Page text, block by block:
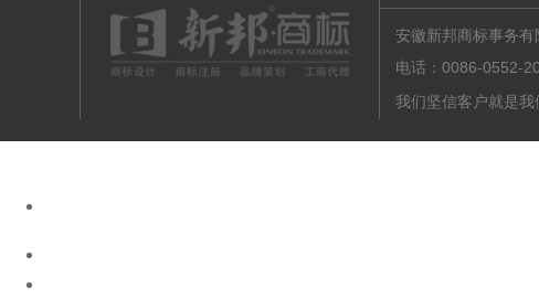
安徽新邦商标事务
电话：0086-0552-
我们坚信客户就是